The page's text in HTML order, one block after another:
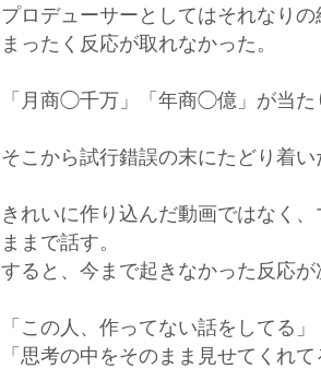
プロデューサーとしてはそれなり
まったく反応が取れなかった。
「月商◯千万」「年商◯億」が当た
そこから試行錯誤の末にたどり着
きれいに作り込んだ動画ではなく
ままで話す。
すると、今まで起きなかった反応が
「この人、作ってない話をしてる」
「思考の中をそのまま見せてくれて